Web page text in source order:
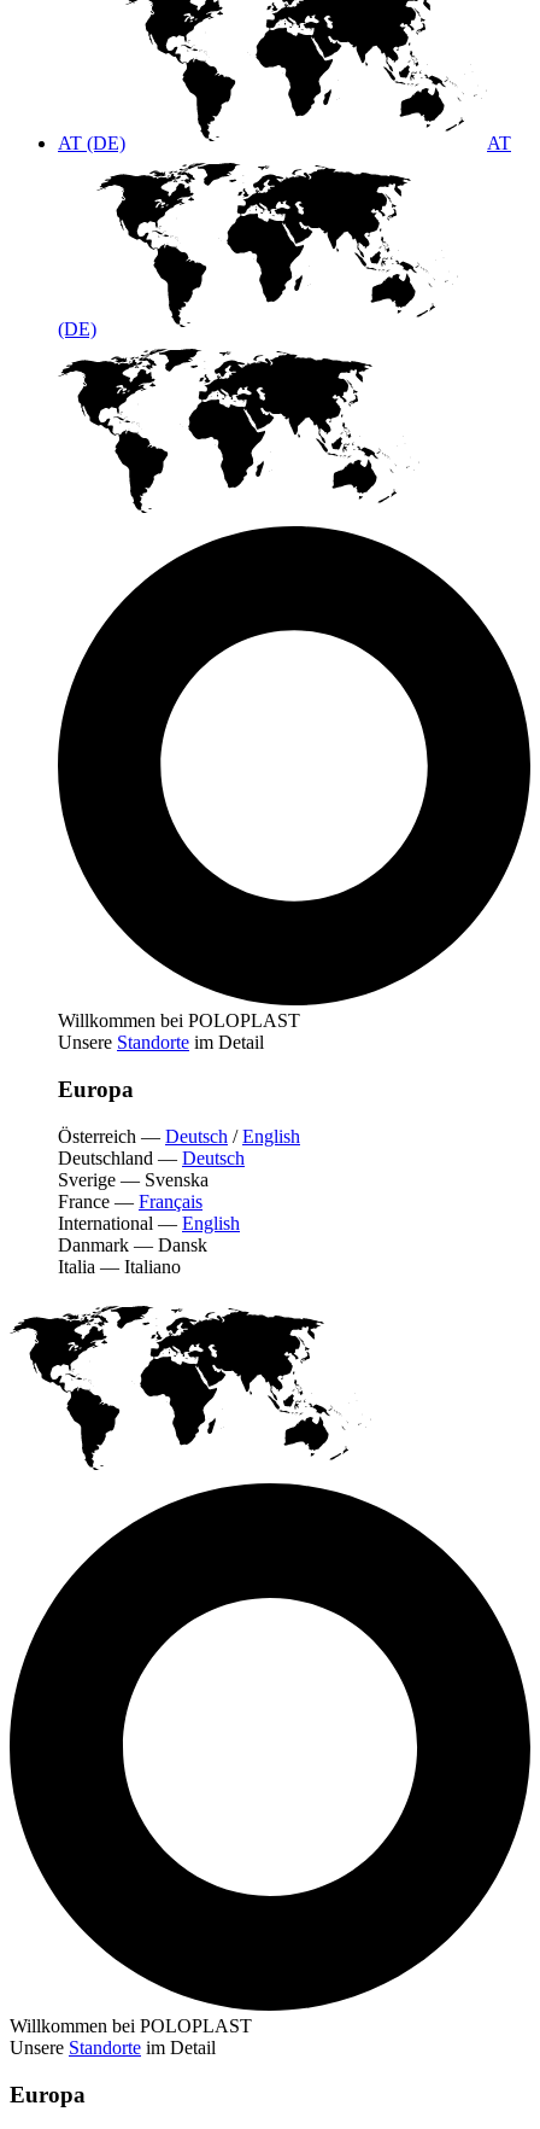
AT (DE) AT
(DE)
Willkommen bei POLOPLAST
Unsere Standorte im Detail
Europa
Österreich — Deutsch /English
Deutschland — Deutsch
Sverige — Svenska
France — Français
International — English
Danmark — Dansk
Italia — Italiano
Willkommen bei POLOPLAST
Unsere Standorte im Detail
Europa